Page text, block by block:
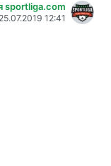
sportliga.com
25.07.2019 12:41